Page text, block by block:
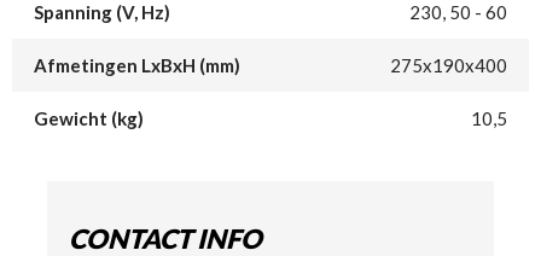
Spanning (V, Hz) 230, 50 - 60
Afmetingen LxBxH (mm) 275x190x400
Gewicht (kg) 10,5
CONTACT INFO